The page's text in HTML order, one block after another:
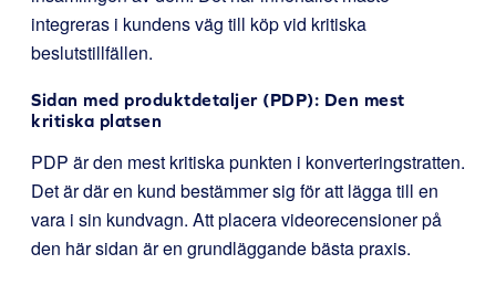
integreras i kundens väg till köp vid kritiska
beslutstillfällen.
Sidan med produktdetaljer (PDP): Den mest
kritiska platsen
PDP är den mest kritiska punkten i konverteringstratten.
Det är där en kund bestämmer sig för att lägga till en
vara i sin kundvagn. Att placera videorecensioner på
den här sidan är en grundläggande bästa praxis.